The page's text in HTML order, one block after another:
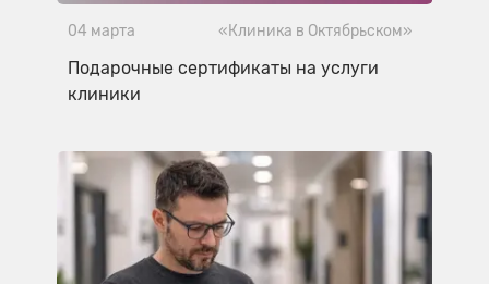
04 марта «Клиника в Октябрьском»
Подарочные сертификаты на услуги
клиники